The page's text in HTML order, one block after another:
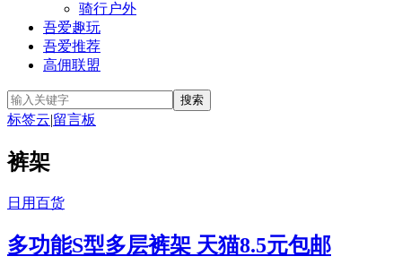
骑行户外
吾爱趣玩
吾爱推荐
高佣联盟
标签云|留言板
裤架
日用百货
多功能S型多层裤架 天猫8.5元包邮